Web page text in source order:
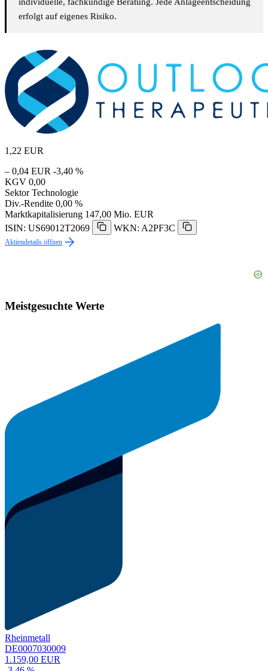
erfolgt auf eigenes Risiko.
1,22 EUR
– 0,04 EUR -3,40 %
KGV 0,00
Sektor Technologie
Div.-Rendite 0,00 %
Marktkapitalisierung 147,00 Mio. EUR
ISIN: US69012T2069
WKN: A2PF3C
Aktiendetails öffnen
Meistgesuchte Werte
Rheinmetall
DE0007030009
1.159,00 EUR